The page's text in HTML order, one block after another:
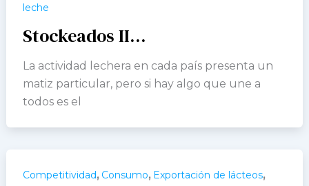
leche
Stockeados II…
La actividad lechera en cada país presenta un
matiz particular, pero si hay algo que une a
todos es el
Competitividad, Consumo, Exportación de lácteos,